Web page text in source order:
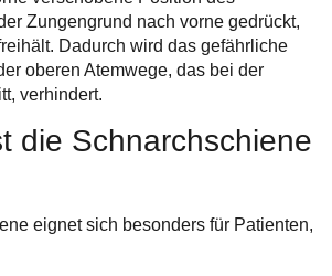
Zungengrund nach vorne gedrückt,
Dadurch wird das gefährliche
oberen Atemwege, das bei der
verhindert.
die Schnarchschiene
eignet sich besonders für Patienten,